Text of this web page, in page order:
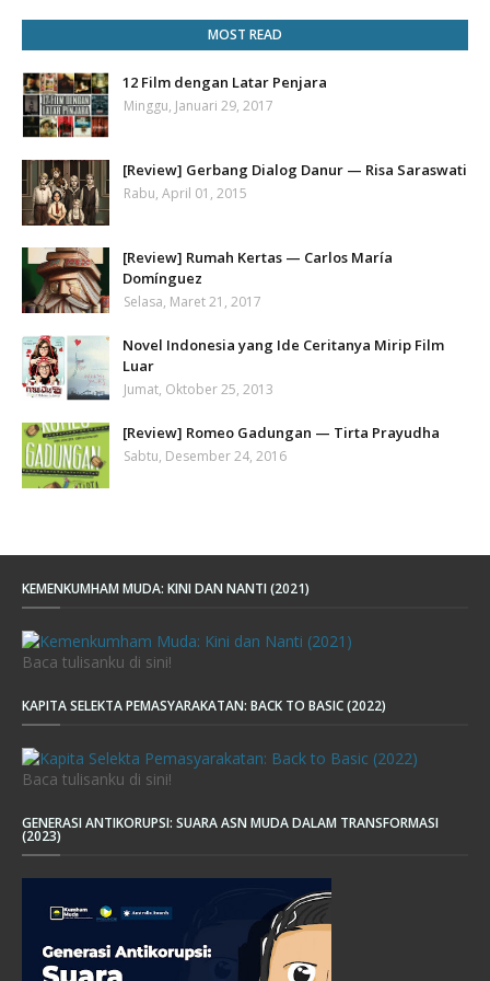
MOST READ
12 Film dengan Latar Penjara
Minggu, Januari 29, 2017
[Review] Gerbang Dialog Danur — Risa Saraswati
Rabu, April 01, 2015
[Review] Rumah Kertas — Carlos María
Domínguez
Selasa, Maret 21, 2017
Novel Indonesia yang Ide Ceritanya Mirip Film
Luar
Jumat, Oktober 25, 2013
[Review] Romeo Gadungan — Tirta Prayudha
Sabtu, Desember 24, 2016
KEMENKUMHAM MUDA: KINI DAN NANTI (2021)
Baca tulisanku di sini!
KAPITA SELEKTA PEMASYARAKATAN: BACK TO BASIC (2022)
Baca tulisanku di sini!
GENERASI ANTIKORUPSI: SUARA ASN MUDA DALAM TRANSFORMASI
(2023)